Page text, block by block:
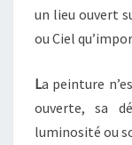
un lieu ouvert
ou Ciel
La peinture
ouverte, sa
luminosité ou